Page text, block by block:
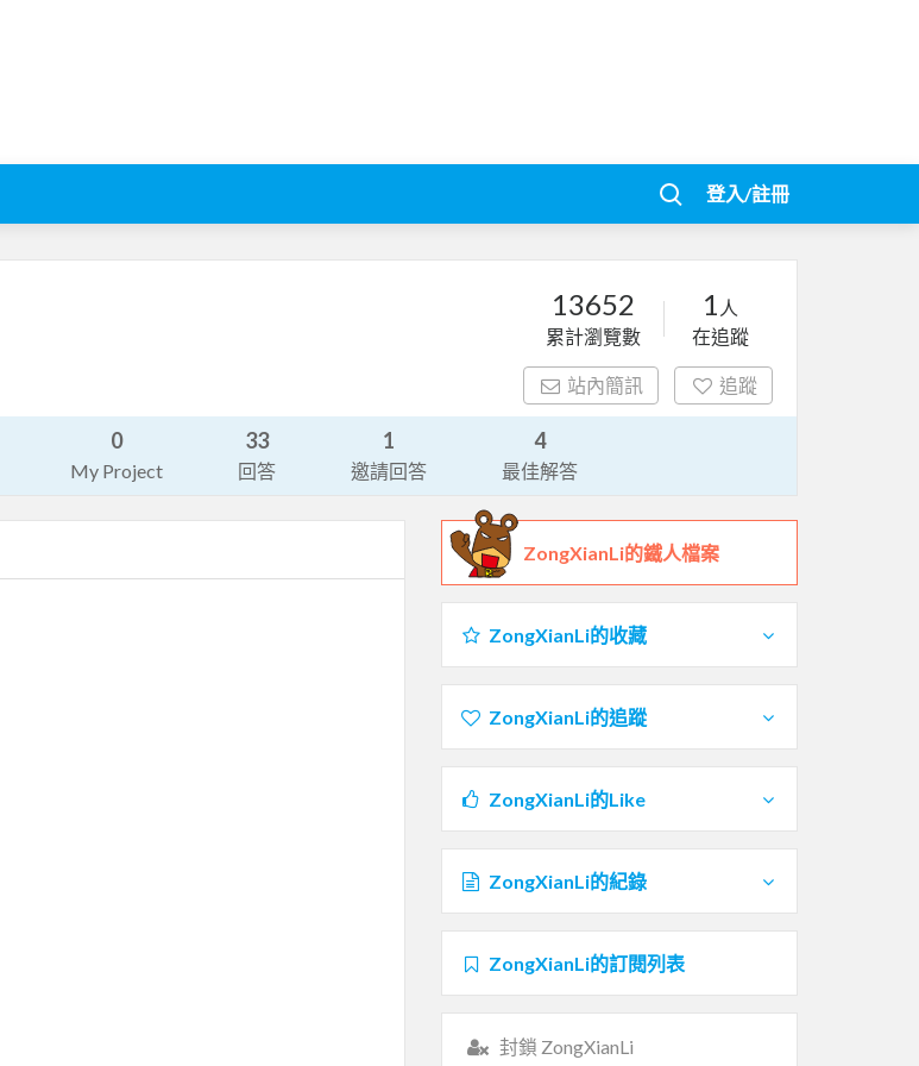
登入/註冊
13652
累計瀏覽數
1 人
在追蹤
站內簡訊 追蹤
0
My Project
33
回答
1
邀請回答
4
最佳解答
ZongXianLi的鐵人檔案
ZongXianLi的收藏
ZongXianLi的追蹤
ZongXianLi的Like
ZongXianLi的紀錄
ZongXianLi的訂閱列表
封鎖 ZongXianLi